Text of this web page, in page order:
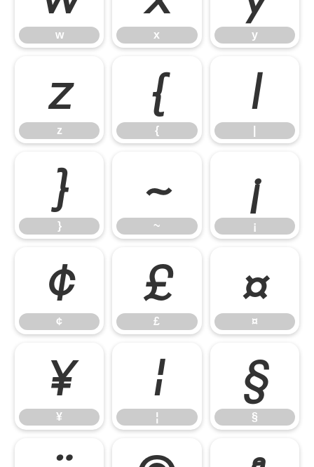
w x y
z
z
{
{
|
}
}
~
~
¡
¡
¢
¢
£
£
¤
¤
¥
¥
¦
¦
§
§